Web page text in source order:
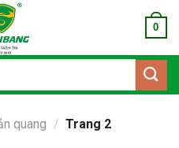
0
quang / Trang 2